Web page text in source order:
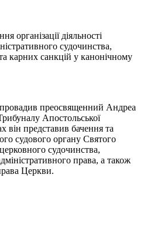
організації діяльності
судочинства,
карних санкцій у канонічному
провадив преосвященний Андреа
Апостольської
він представив бачення та
судового органу Святого
судочинства,
права, а також
Церкви.